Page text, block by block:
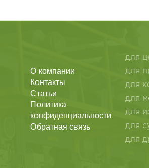
О компании
Контакты
Статьи
Политика
конфиденциальности
Обратная связь
для
для
для
для
для
для
для